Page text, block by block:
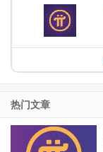
热门文章